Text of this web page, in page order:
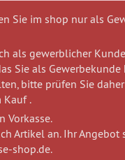
Sie im shop nur als
als gewerblicher
Sie als Gewerbekunde
bitte prüfen Sie
Kauf .
Vorkasse.
Artikel an. Ihr Angebot
shop.de.